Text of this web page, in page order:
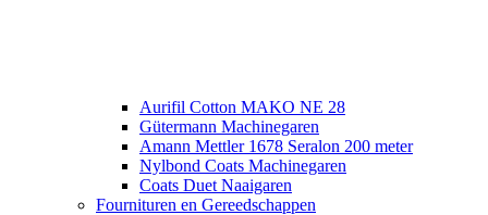
Aurifil Cotton MAKO NE 28
Gütermann Machinegaren
Amann Mettler 1678 Seralon 200 meter
Nylbond Coats Machinegaren
Coats Duet Naaigaren
Fournituren en Gereedschappen